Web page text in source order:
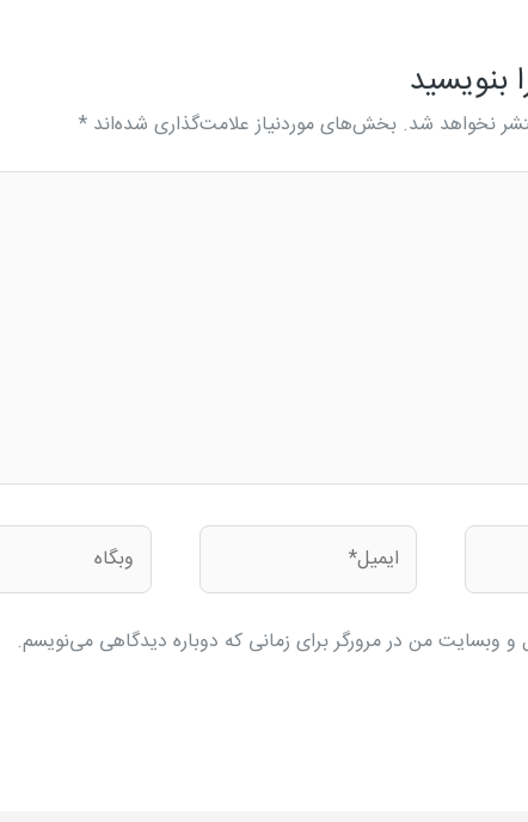
بنویسید
نخواهد شد. بخش‌های موردنیاز علامت‌گذاری شده‌اند *
ایمیل* وبگاه
و وبسایت من در مرورگر برای زمانی که دوباره دیدگاهی می‌نویسم.